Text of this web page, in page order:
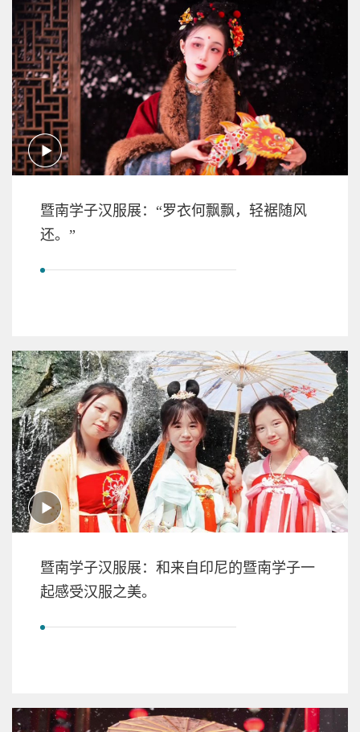
暨南学子汉服展：“罗衣何飘飘，轻裾随风
还。”
暨南学子汉服展：和来自印尼的暨南学子一
起感受汉服之美。